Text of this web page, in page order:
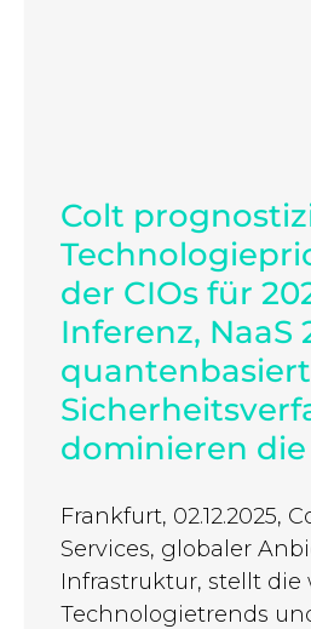
Colt
der CIOs für
Inferenz, NaaS
dominieren
Frankfurt, 02.12.2025,
Services, globaler
Infrastruktur, stellt
Technologietrends